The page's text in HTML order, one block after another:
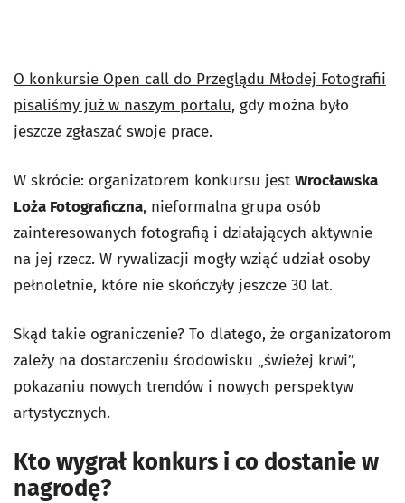
O konkursie Open call do Przeglądu Młodej Fotografii
pisaliśmy już w naszym portalu, gdy można było
jeszcze zgłaszać swoje prace.
W skrócie: organizatorem konkursu jest Wrocławska
Loża Fotograficzna, nieformalna grupa osób
zainteresowanych fotografią i działających aktywnie
na jej rzecz. W rywalizacji mogły wziąć udział osoby
pełnoletnie, które nie skończyły jeszcze 30 lat.
Skąd takie ograniczenie? To dlatego, że organizatorom
zależy na dostarczeniu środowisku „świeżej krwi”,
pokazaniu nowych trendów i nowych perspektyw
artystycznych.
Kto wygrał konkurs i co dostanie w
nagrodę?